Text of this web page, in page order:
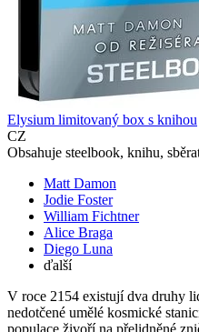
Elysium limitovaný box s knihou
CZ
Obsahuje steelbook, knihu,
Matt Damon
Jodie Foster
William Fichtner
Alice Braga
Diego Luna
ďalší
V roce 2154 existují dva druhy
nedotčené umělé kosmické